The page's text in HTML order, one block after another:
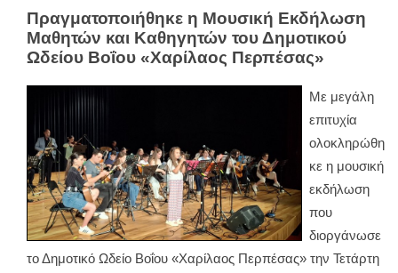
Πραγματοποιήθηκε η Μουσική Εκδήλωση
Μαθητών και Καθηγητών του Δημοτικού
Ωδείου Βοΐου «Χαρίλαος Περπέσας»
Με μεγάλη
επιτυχία
ολοκληρώθη
κε η μουσική
εκδήλωση
που
διοργάνωσε
το Δημοτικό Ωδείο Βοΐου «Χαρίλαος Περπέσας» την Τετάρτη